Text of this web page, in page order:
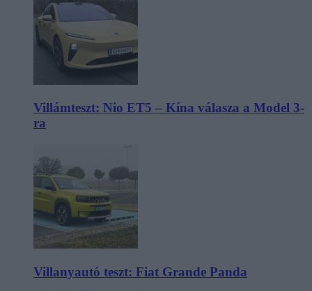
Villámteszt: Nio ET5 – Kína válasza a Model 3-
ra
Villanyautó teszt: Fiat Grande Panda